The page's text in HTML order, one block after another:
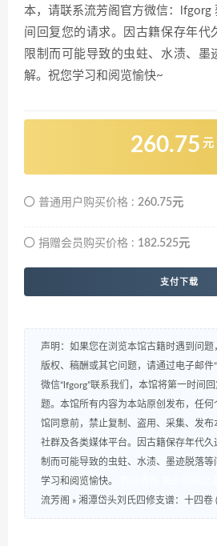
本，请联系流芳阁官方微信：lfgorg
间回复您的请求。因古籍保存年代
限制而可能导致的虫蛀、水渍、墨
解。祝您学习和阅览愉快~
260.75 元
普通用户购买价格 : 260.75元
捐赠会员购买价格 : 182.525元
支付下载
声明：如果您在浏览本馆古籍时遇到问
版权、稿酬或其它问题，请通过电子邮件
微信“lfgorg”联系我们，本馆将第一时间
题。本馆所有内容为本站原创发布，任
馆同意前，禁止复制、盗用、采集、发布
社群及各类媒体平台。因古籍保存年代久
制而可能导致的虫蛀、水渍、墨迹脱落等
学习和阅览愉快。
流芳阁 » 湘潭岱头刘氏四修支谱：十四卷